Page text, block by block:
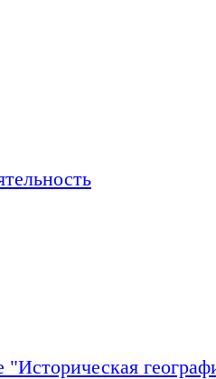
"Историческая